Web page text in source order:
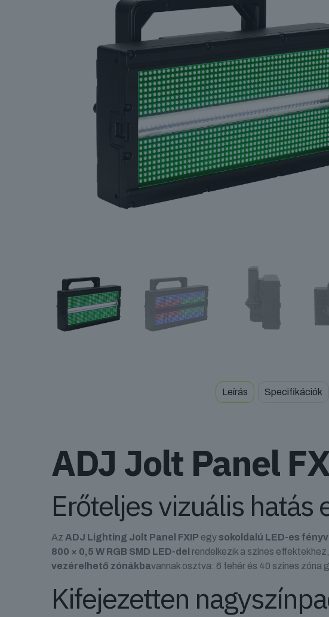
Leírás Specifikációk
ADJ Jolt Panel
Erőteljes vizuális hatás
Az ADJ Lighting Jolt Panel FXIP egysokoldalú LED-es
800 × 0,5 W RGB SMD LED-del rendelkezik a színes
vezérelhető zónákbavannak osztva: 6 fehér és 40 színes zóna
Kifejezetten